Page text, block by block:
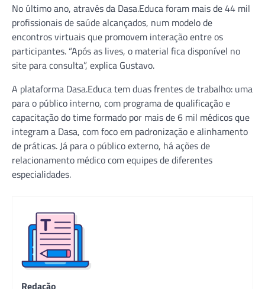
No último ano, através da Dasa.Educa foram mais de 44 mil
profissionais de saúde alcançados, num modelo de
encontros virtuais que promovem interação entre os
participantes. “Após as lives, o material fica disponível no
site para consulta”, explica Gustavo.
A plataforma Dasa.Educa tem duas frentes de trabalho: uma
para o público interno, com programa de qualificação e
capacitação do time formado por mais de 6 mil médicos que
integram a Dasa, com foco em padronização e alinhamento
de práticas. Já para o público externo, há ações de
relacionamento médico com equipes de diferentes
especialidades.
Redação